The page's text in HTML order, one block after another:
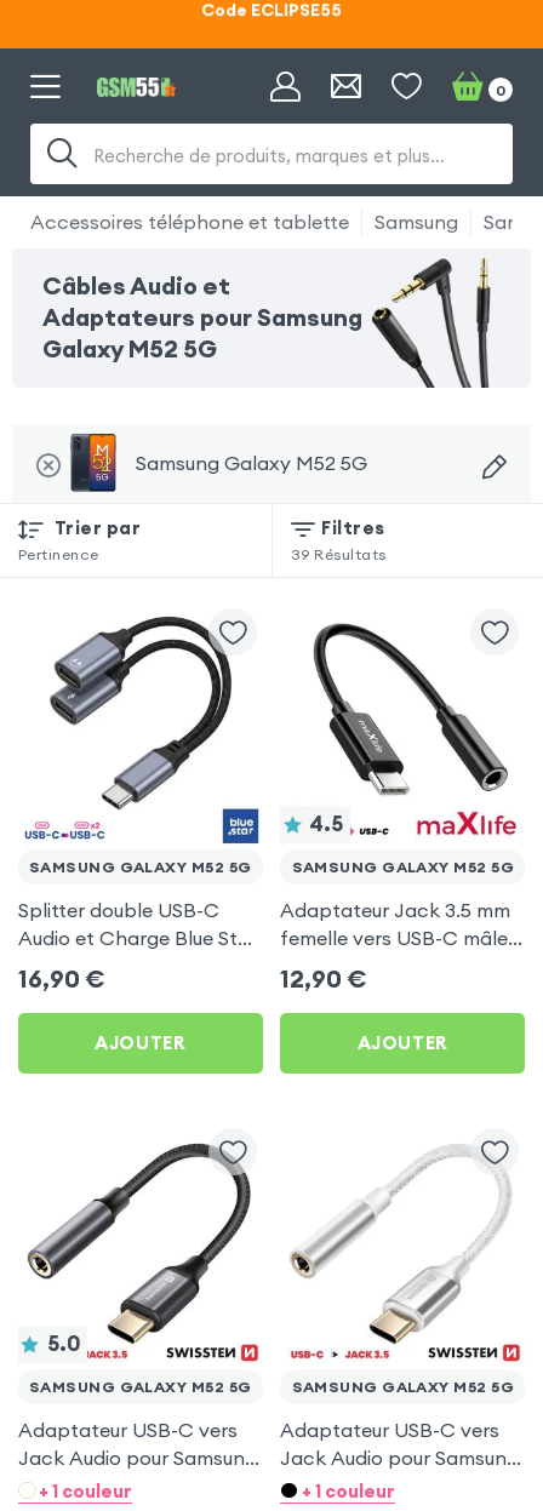
Code ECLIPSE55
Recherche de produits, marques et plus…
0
Accessoires téléphone et tablette Samsung
Câbles Audio et
Adaptateurs pour Samsung
Galaxy M52 5G
Samsung Galaxy M52 5G
Trier par
Pertinence
Filtres
39 Résultats
SAMSUNG GALAXY M52 5G
Splitter double USB-C
Audio et Charge Blue Star
Noir pour Samsung
Galaxy M52 5G
16,90 €
AJOUTER
4.5
SAMSUNG GALAXY M52 5G
Adaptateur Jack 3.5 mm
femelle vers USB-C mâle
Maxlife pour Samsung
Galaxy M52 5G
12,90 €
AJOUTER
5.0
SAMSUNG GALAXY M52 5G
Adaptateur USB-C vers
Jack Audio pour Samsung
Galaxy M52 5G
+ 1 couleur
SAMSUNG GALAXY M52 5G
Adaptateur USB-C vers
Jack Audio pour Samsung
Galaxy M52 5G
+ 1 couleur